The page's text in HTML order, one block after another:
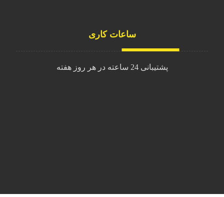
ساعات کاری
پشتیبانی 24 ساعته در هر روز هفته